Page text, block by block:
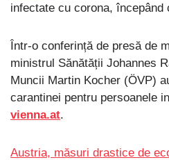
infectate cu corona, începând
Într-o conferință de presă de
ministrul Sănătății Johannes
Muncii Martin Kocher (ÖVP)
carantinei pentru persoanele
vienna.at.
Austria, măsuri drastice de